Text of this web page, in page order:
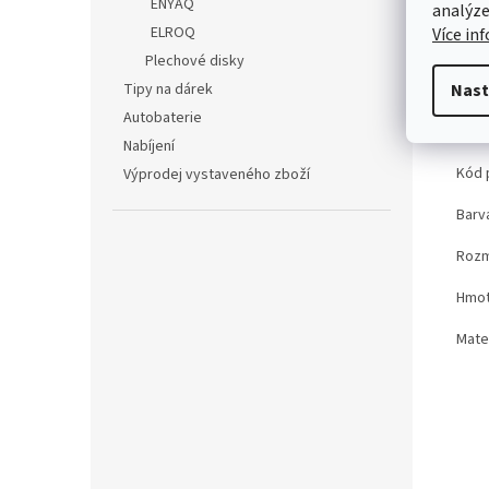
Více
ENYAQ
ELROQ
Plechové disky
Tipy na dárek
Autobaterie
Nabíjení
Výprodej vystaveného zboží
Kód